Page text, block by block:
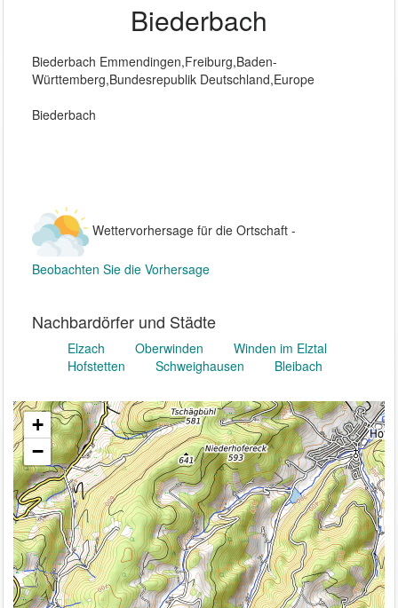
Biederbach
Biederbach Emmendingen,Freiburg,Baden-
Württemberg,Bundesrepublik Deutschland,Europe
Biederbach
Wettervorhersage für die Ortschaft -
Beobachten Sie die Vorhersage
Nachbardörfer und Städte
Elzach Oberwinden
Winden im Elztal
Hofstetten
Schweighausen Bleibach
+
−